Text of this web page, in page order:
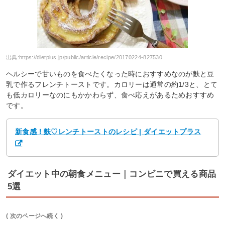
出典: https://dietplus.jp/public/article/recipe/20170224-827530
ヘルシーで甘いものを食べたくなった時におすすめなのが麩と豆
乳で作るフレンチトーストです。カロリーは通常の約1/3と、とて
も低カロリーなのにもかかわらず、食べ応えがあるためおすすめ
です。
新食感！麩♡レンチトーストのレシピ | ダイエットプラス
ダイエット中の朝食メニュー｜コンビニで買える商品
5選
( 次のページへ続く )